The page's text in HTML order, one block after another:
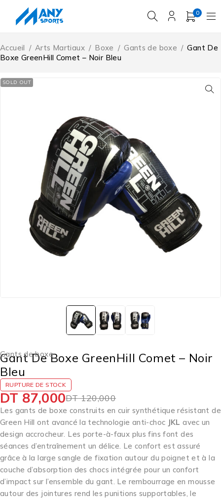
0
Accueil / Arts Martiaux / Boxe / Gants de boxe / Gant De
Boxe GreenHill Comet – Noir Bleu
SOLD OUT
Gants de boxe
Gant De Boxe GreenHill Comet – Noir
Bleu
RUPTURE DE STOCK
DT120,000
DT 87,000
Les gants de boxe construits en cuir synthétique résistant de
Green Hill ont avancé la technologie anti-choc JKL avec un
design accrocheur. Les porte-à-faux plus fins font des
séances d’entraînement un délice. Le confort est assuré
grâce à la large sangle de fixation autour du poignet et à la
couche d’absorption des chocs intégrée pour un confort
d’impact sur l’ensemble du gant. Le rembourrage en mousse
autour des jointures rend les punitions supportables, le